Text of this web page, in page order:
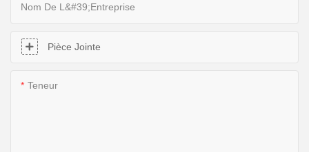
Nom De L&#39;entreprise
Pièce Jointe
Teneur